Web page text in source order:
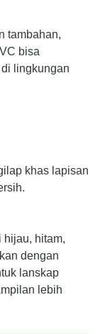
tambahan,
bisa
lingkungan
khas lapisan
hijau, hitam,
dengan
lanskap
lebih